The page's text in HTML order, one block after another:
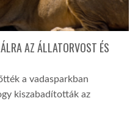
AZ ÁLLATORVOST ÉS
a vadasparkban
kiszabadították az